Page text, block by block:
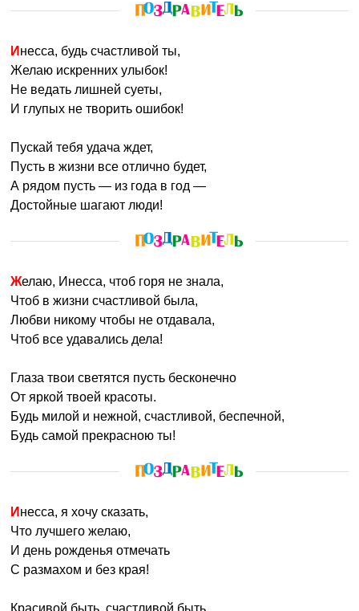
Инесса, будь счастливой ты,
Желаю искренних улыбок!
Не ведать лишней суеты,
И глупых не творить ошибок!
Пускай тебя удача ждет,
Пусть в жизни все отлично будет,
А рядом пусть — из года в год —
Достойные шагают люди!
Желаю, Инесса, чтоб горя не знала,
Чтоб в жизни счастливой была,
Любви никому чтобы не отдавала,
Чтоб все удавались дела!
Глаза твои светятся пусть бесконечно
От яркой твоей красоты.
Будь милой и нежной, счастливой, беспечной,
Будь самой прекрасною ты!
Инесса, я хочу сказать,
Что лучшего желаю,
И день рожденья отмечать
С размахом и без края!
Красивой быть, счастливой быть,